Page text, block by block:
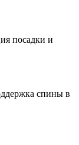
посадки и
спины в